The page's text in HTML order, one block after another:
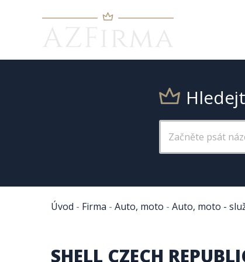
Úvod - Firma - Auto, moto - Auto, moto -
SHELL CZECH